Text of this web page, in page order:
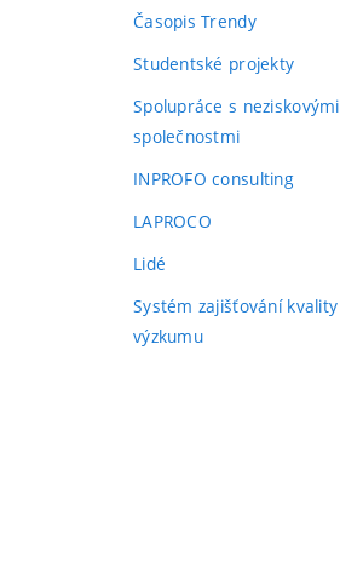
Časopis Trendy(externí
Studentské projekty
Spolupráce s neziskovými
společnostmi
INPROFO consulting
LAPROCO
Lidé
Systém zajišťování kvality
výzkumu